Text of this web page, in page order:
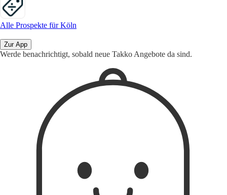
Alle Prospekte für Köln
Zur App
Werde benachrichtigt, sobald neue Takko Angebote da sind.